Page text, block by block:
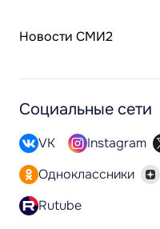
Новости СМИ2
Социальные сети
VK Instagram
Одноклассники
Rutube